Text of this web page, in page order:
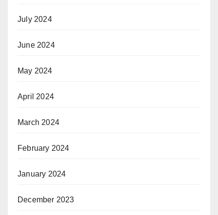
July 2024
June 2024
May 2024
April 2024
March 2024
February 2024
January 2024
December 2023